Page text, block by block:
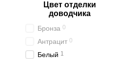
Цвет отделки
доводчика
Бронза 0
Антрацит 0
Белый 1